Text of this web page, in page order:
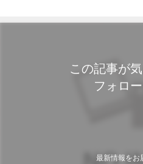
この記事が
フォロ
最新情報をお